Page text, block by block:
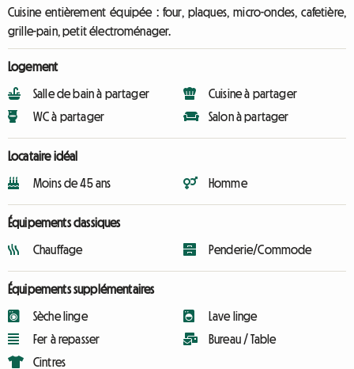
Cuisine entièrement équipée : four, plaques, micro-ondes, cafetière,
grille-pain, petit électroménager.
Logement
Salle de bain à partager
WC à partager
Cuisine à partager
Salon à partager
Locataire idéal
Moins de 45 ans Homme
Équipements classiques
Chauffage Penderie/Commode
Équipements supplémentaires
Sèche linge
Fer à repasser
Cintres
Lave linge
Bureau / Table